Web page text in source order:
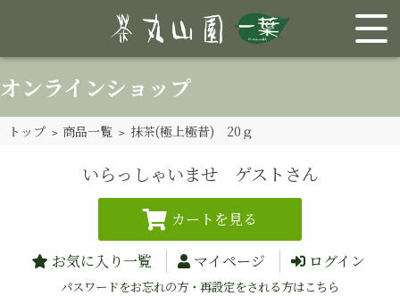
オンラインショップ
トップ > 商品一覧 > 抹茶(極上極昔) 20ｇ
いらっしゃいませ ゲストさん
お気に入り一覧 マイページ ログイン
パスワードをお忘れの方・再設定をされる方はこちら